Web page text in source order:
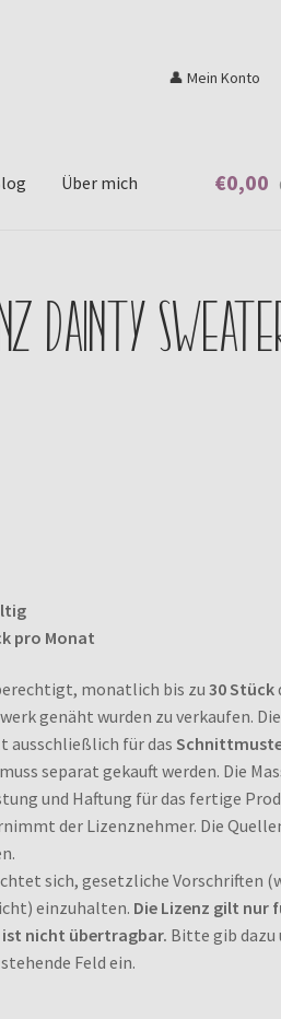
👤 Mein Konto
Über mich €0,00
Dainty
pro Monat
monatlich bis zu 30 Stück
genäht wurden zu verkaufen.
für das
separat gekauft werden. Die
und Haftung für das fertige
der Lizenznehmer. Die
sich, gesetzliche Vorschriften
einzuhalten. Die Lizenz gilt nur
nicht übertragbar. Bitte gib dazu
Feld ein.